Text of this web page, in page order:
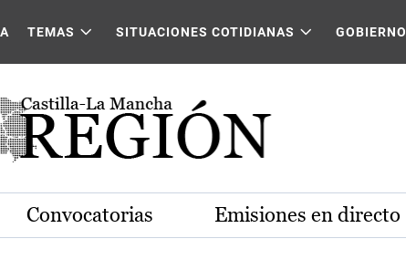
TEMAS SITUACIONES COTIDIANAS GOBIERNO
Convocatorias Emisiones en directo